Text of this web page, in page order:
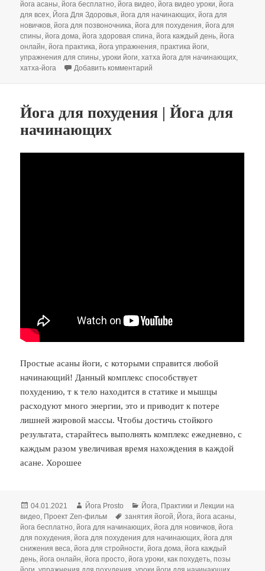
йога асаны ,йога бесплатно ,йога видео ,йога видео уроки ,йога
для всех Йога Для Здоровья ,йога для начинающих ,йога для
новичков ,йога для позвоночника ,йога для похудения ,йога для
спины ,йога дома ,йога здоровая спина ,йога каждый день ,йога
онлайн ,йога практика ,йога упражнения ,практика йоги
упражнения для спины ,уроки йоги ,хатха йога для начинающих
хатха-йога
Добавить комментарий
Йога для похудения | Йога для
начинающих
Простые асаны йоги, с которыми справится любой
начинающий! Данный комплекс способствует
похудению, т к тело находится в статике и мышцы
расходуют много энергии, это и приводит к потере
лишней жировой массы. Чтобы достичь стойкого
результата, старайтесь выполнять комплекс ежедневно, с
каждым разом увеличивая время нахождения в каждой
асане. Хорошее
Опубликовано
04.01.2021 Автор
Йога Prosto Рубрики
Йога, Практики и Лекции на
видео, Проект Zen-фильм Метки
занятия йогой, Йога,йога асаны,
йога бесплатно,йога для начинающих,йога для новичков,йога
для похудения,йога для похудения для начинающих,йога для
снижения веса,йога для стройности,йога дома,йога каждый
день,йога онлайн,йога просто,йога уроки,как похудеть,позы